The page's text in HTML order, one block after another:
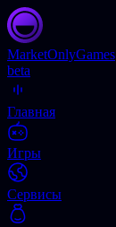
MarketOnlyGames
beta
Главная
Игры
Сервисы